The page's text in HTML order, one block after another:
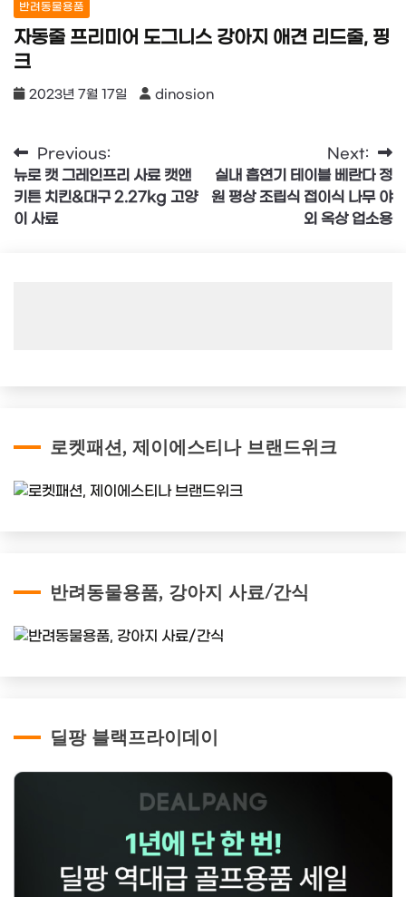
반려동물용품
자동줄 프리미어 도그니스 강아지 애견 리드줄, 핑
크
2023년 7월 17일 dinosion
글
탐
색
Previous:
뉴로 캣 그레인프리 사료 캣앤
키튼 치킨&대구 2.27kg 고양
이 사료
Next:
실내 흡연기 테이블 베란다 정
원 평상 조립식 접이식 나무 야
외 옥상 업소용
로켓패션, 제이에스티나 브랜드위크
반려동물용품, 강아지 사료/간식
딜팡 블랙프라이데이